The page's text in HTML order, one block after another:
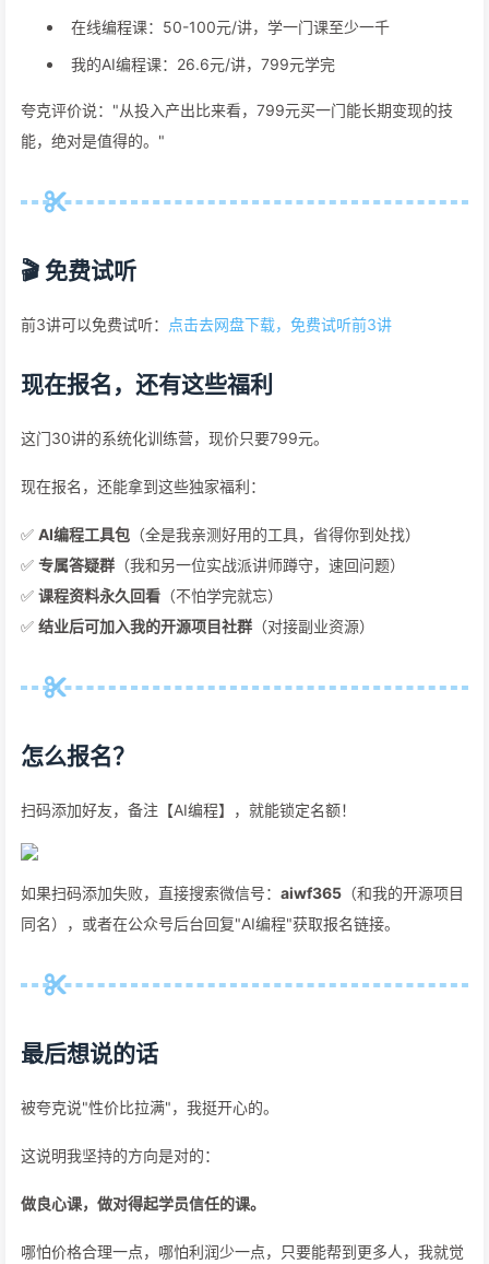
在线编程课：50-100元/讲，学一门课至少一千
我的AI编程课：26.6元/讲，799元学完
夸克评价说："从投入产出比来看，799元买一门能长期变现的技
能，绝对是值得的。"
🎬 免费试听
前3讲可以免费试听： 点击去网盘下载，免费试听前3讲
现在报名，还有这些福利
这门30讲的系统化训练营，现价只要799元。
现在报名，还能拿到这些独家福利：
✅ AI编程工具包 （全是我亲测好用的工具，省得你到处找）
✅ 专属答疑群 （我和另一位实战派讲师蹲守，速回问题）
✅ 课程资料永久回看 （不怕学完就忘）
✅ 结业后可加入我的开源项目社群 （对接副业资源）
怎么报名？
扫码添加好友，备注【AI编程】，就能锁定名额！
如果扫码添加失败，直接搜索微信号： aiwf365 （和我的开源项目
同名），或者在公众号后台回复"AI编程"获取报名链接。
最后想说的话
被夸克说"性价比拉满"，我挺开心的。
这说明我坚持的方向是对的：
做良心课，做对得起学员信任的课。
哪怕价格合理一点，哪怕利润少一点，只要能帮到更多人，我就觉